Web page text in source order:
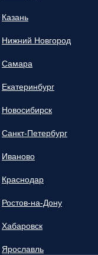
Казань
Нижний Новгород
Самара
Екатеринбург
Новосибирск
Санкт-Петербург
Иваново
Краснодар
Ростов-на-Дону
Хабаровск
Ярославль